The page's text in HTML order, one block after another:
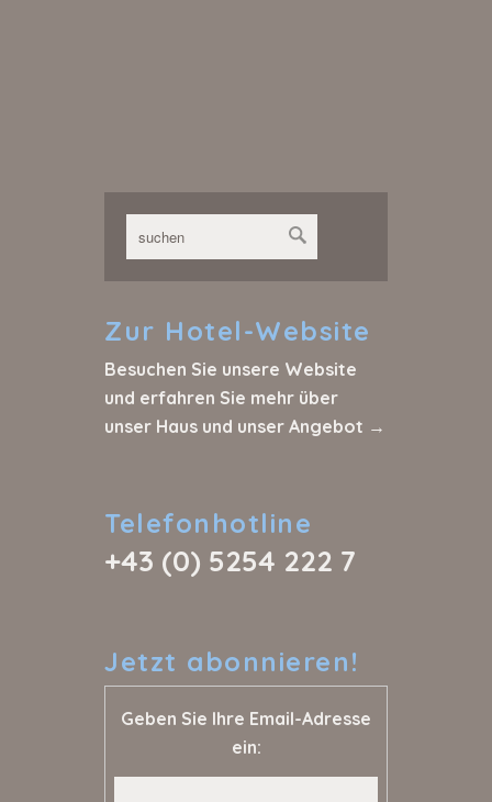
Zur Hotel-Website
Besuchen Sie unsere Website
und erfahren Sie mehr über
unser Haus und unser Angebot →
Telefonhotline
+43 (0) 5254 222 7
Jetzt abonnieren!
Geben Sie Ihre Email-Adresse
ein: